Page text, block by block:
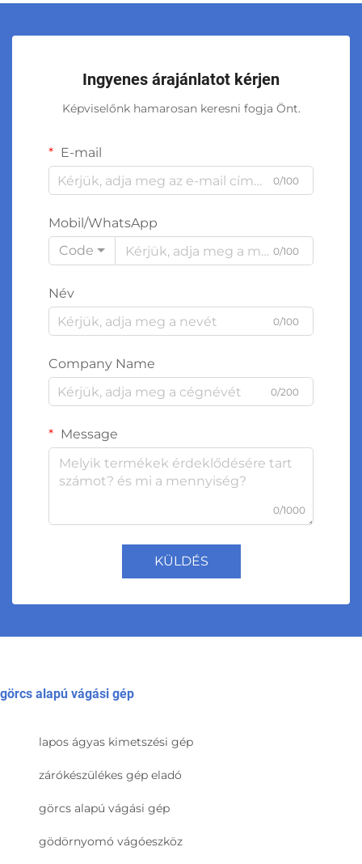
Ingyenes árajánlatot kérjen
Képviselőnk hamarosan keresni fogja Önt.
E-mail
0/100
Mobil/WhatsApp
Code
0/100
Név
0/100
Company Name
0/200
Message
0/1000
KÜLDÉS
görcs alapú vágási gép
lapos ágyas kimetszési gép
zárókészülékes gép eladó
görcs alapú vágási gép
gödörnyomó vágóeszköz